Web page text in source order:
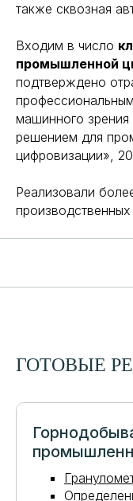
также сквозная
Входим в число
промышленной
подтверждено
машинного
решением для
цифровизации»,
Реализовали
ГОТОВЫЕ